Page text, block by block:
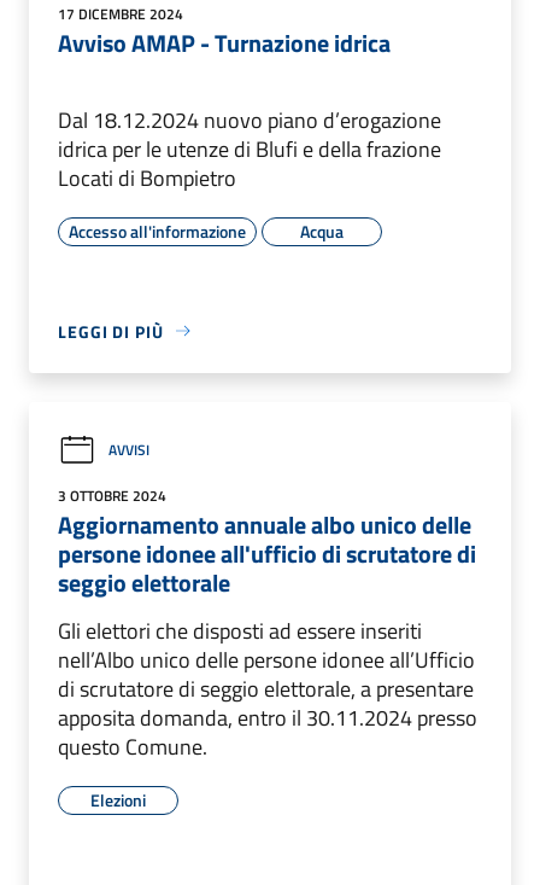
17 DICEMBRE 2024
Avviso AMAP - Turnazione idrica
Dal 18.12.2024 nuovo piano d’erogazione
idrica per le utenze di Blufi e della frazione
Locati di Bompietro
Accesso all'informazione Acqua
LEGGI DI PIÙ
AVVISI
3 OTTOBRE 2024
Aggiornamento annuale albo unico delle
persone idonee all'ufficio di scrutatore di
seggio elettorale
Gli elettori che disposti ad essere inseriti
nell’Albo unico delle persone idonee all’Ufficio
di scrutatore di seggio elettorale, a presentare
apposita domanda, entro il 30.11.2024 presso
questo Comune.
Elezioni